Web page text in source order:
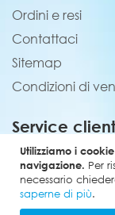
Utilizziamo i
navigazione. Per
necessario
saperne di più.
Ordini e resi
Contattaci
Sitemap
Condizioni di
Service client
02 44 84 90 44
5 rue de la